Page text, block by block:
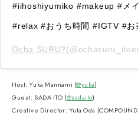
#iihoshiyumiko #makeup #メ
#relax #おうち時間 #IGTV #
Ocha SURU?
Host: Yuka Mannami (@yuka)
Guest: SADA ITO (@sadaito)
Creative Director: Yuta Oda